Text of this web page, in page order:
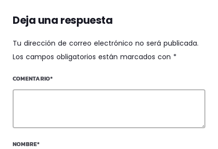
Deja una respuesta
Tu dirección de correo electrónico no será publicada.
Los campos obligatorios están marcados con *
COMENTARIO*
NOMBRE*